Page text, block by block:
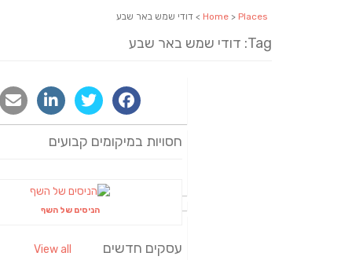
Home > Places > דודי שמש באר שבע
Tag: דודי שמש באר שבע
חסויות במיקומים קבועים
הניסים של השף
עסקים חדשים View all